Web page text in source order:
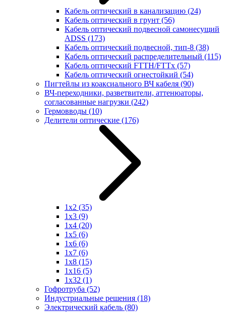
Кабель оптический в канализацию (24)
Кабель оптический в грунт (56)
Кабель оптический подвесной самонесущий
ADSS (173)
Кабель оптический подвесной, тип-8 (38)
Кабель оптический распределительный (115)
Кабель оптический FTTH/FTTx (57)
Кабель оптический огнестойкий (54)
Пигтейлы из коаксиального ВЧ кабеля (90)
ВЧ-переходники, разветвители, аттенюаторы,
согласованные нагрузки (242)
Гермовводы (10)
Делители оптические (176)
1x2 (35)
1x3 (9)
1x4 (20)
1x5 (6)
1x6 (6)
1x7 (6)
1x8 (15)
1x16 (5)
1x32 (1)
Гофротруба (52)
Индустриальные решения (18)
Электрический кабель (80)